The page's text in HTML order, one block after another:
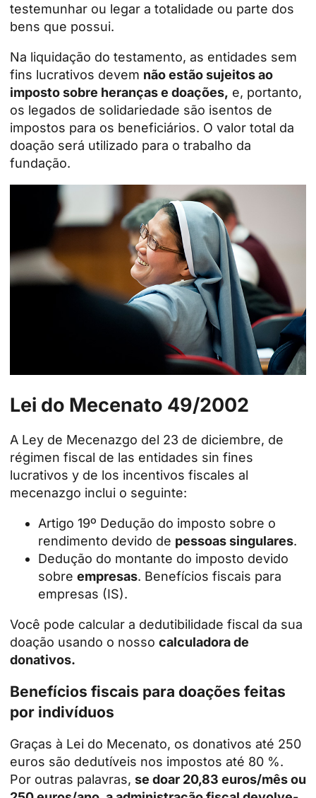
testemunhar ou legar a totalidade ou parte dos
bens que possui.
Na liquidação do testamento, as entidades sem
fins lucrativos devem não estão sujeitos ao
imposto sobre heranças e doações, e, portanto,
os legados de solidariedade são isentos de
impostos para os beneficiários. O valor total da
doação será utilizado para o trabalho da
fundação.
Lei do Mecenato 49/2002
A Ley de Mecenazgo del 23 de diciembre, de
régimen fiscal de las entidades sin fines
lucrativos y de los incentivos fiscales al
mecenazgo inclui o seguinte:
Artigo 19º Dedução do imposto sobre o
rendimento devido de pessoas singulares.
Dedução do montante do imposto devido
sobre empresas. Benefícios fiscais para
empresas (IS).
Você pode calcular a dedutibilidade fiscal da sua
doação usando o nosso calculadora de
donativos.
Benefícios fiscais para doações feitas
por indivíduos
Graças à Lei do Mecenato, os donativos até 250
euros são dedutíveis nos impostos até 80 %.
Por outras palavras, se doar 20,83 euros/mês ou